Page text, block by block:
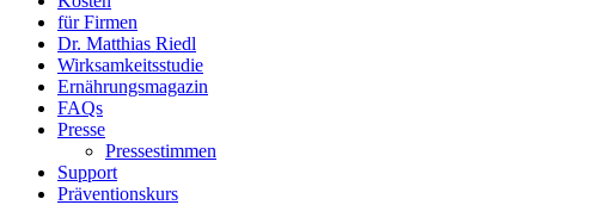
für Firmen
Dr. Matthias Riedl
Wirksamkeitsstudie
Ernährungsmagazin
FAQs
Presse
Pressestimmen
Support
Präventionskurs